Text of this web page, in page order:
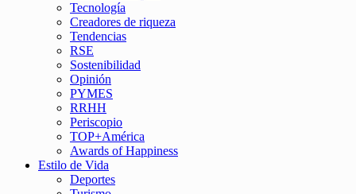
Tecnología
Creadores de riqueza
Tendencias
RSE
Sostenibilidad
Opinión
PYMES
RRHH
Periscopio
TOP+América
Awards of Happiness
Estilo de Vida
Deportes